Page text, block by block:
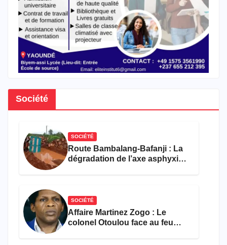
Société
SOCIÉTÉ
Route Bambalang-Bafanji : La
dégradation de l’axe asphyxie
SOCIÉTÉ
Affaire Martinez Zogo : Le
colonel Otoulou face au feu